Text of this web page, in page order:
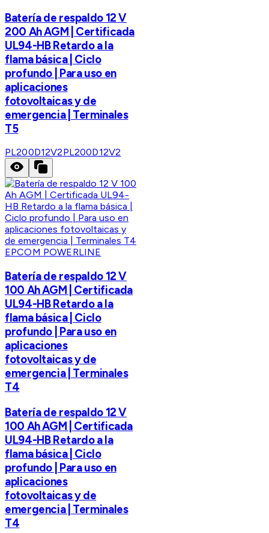
Batería de respaldo 12 V
200 Ah AGM | Certificada
UL94-HB Retardo a la
flama básica | Ciclo
profundo | Para uso en
aplicaciones
fotovoltaicas y de
emergencia | Terminales
T5
PL200D12V2PL200D12V2
EPCOM POWERLINE
Batería de respaldo 12 V
100 Ah AGM | Certificada
UL94-HB Retardo a la
flama básica | Ciclo
profundo | Para uso en
aplicaciones
fotovoltaicas y de
emergencia | Terminales
T4
Batería de respaldo 12 V
100 Ah AGM | Certificada
UL94-HB Retardo a la
flama básica | Ciclo
profundo | Para uso en
aplicaciones
fotovoltaicas y de
emergencia | Terminales
T4